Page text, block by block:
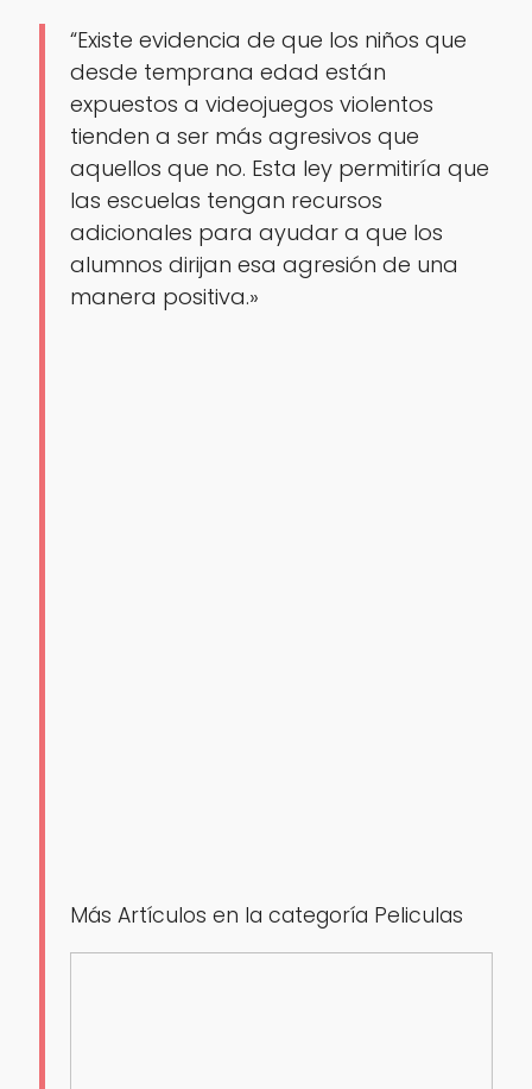
“Existe evidencia de que los niños que
desde temprana edad están
expuestos a videojuegos violentos
tienden a ser más agresivos que
aquellos que no. Esta ley permitiría que
las escuelas tengan recursos
adicionales para ayudar a que los
alumnos dirijan esa agresión de una
manera positiva.»
Más Artículos en la categoría Peliculas